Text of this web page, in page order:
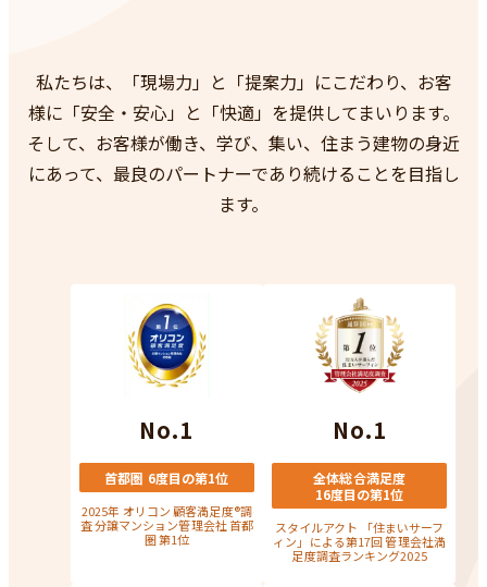
私たちは、「現場力」と「提案力」にこだわり、お客
様に「安全・安心」と「快適」を提供してまいります。
そして、お客様が働き、学び、集い、住まう建物の身近
にあって、最良のパートナーであり続けることを目指し
ます。
No.1
首都圏 6度目の第1位
2025年 オリコン 顧客満足度®調
査 分譲マンション管理会社 首都
圏 第1位
No.1
全体総合満足度
16度目の第1位
スタイルアクト 「住まいサーフ
ィン」による第17回 管理会社満
足度調査ランキング2025